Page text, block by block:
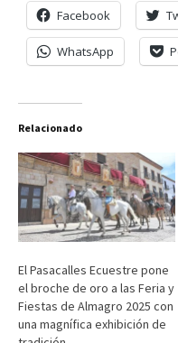
Facebook
WhatsApp
Relacionado
El Pasacalles Ecuestre pone
el broche de oro a las Feria y
Fiestas de Almagro 2025 con
una magnífica exhibición de